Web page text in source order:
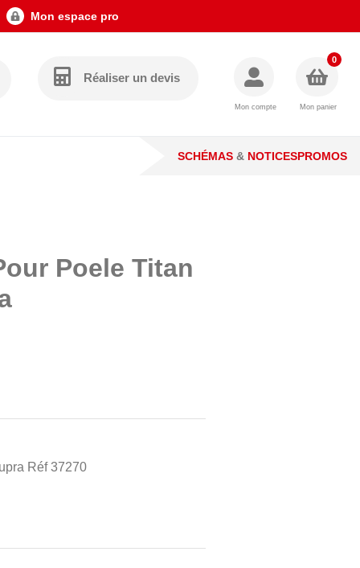
Mon espace pro
Réaliser un devis
Mon compte Mon panier
0
SCHÉMAS & NOTICESPROMOS
Poele Titan
Réf 37270